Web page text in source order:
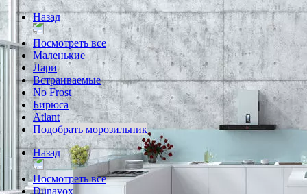
Назад
Посмотреть все
Маленькие
Лари
Встраиваемые
No Frost
Бирюса
Atlant
Подобрать морозильник
Назад
Посмотреть все
Dunavox